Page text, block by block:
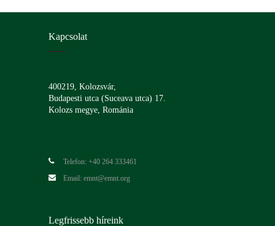
Kapcsolat
400219, Kolozsvár,
Budapesti utca (Suceava utca) 17.
Kolozs megye, Románia
Telefon: +40 264 333461
Email: emnt@emnt.org
Legfrissebb híreink